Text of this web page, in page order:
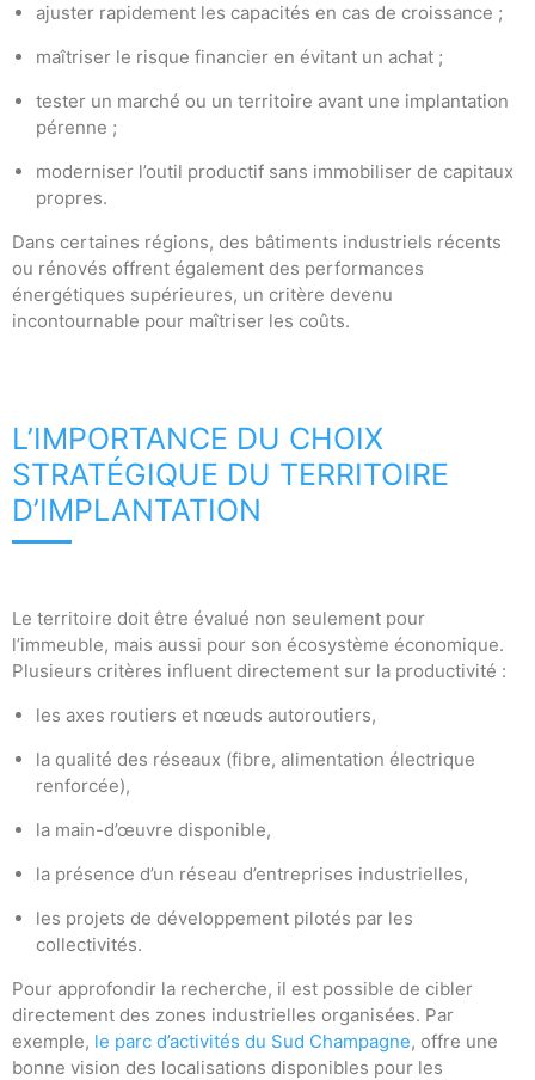
ajuster rapidement les capacités en cas de croissance ;
maîtriser le risque financier en évitant un achat ;
tester un marché ou un territoire avant une implantation
pérenne ;
moderniser l’outil productif sans immobiliser de capitaux
propres.
Dans certaines régions, des bâtiments industriels récents
ou rénovés offrent également des performances
énergétiques supérieures, un critère devenu
incontournable pour maîtriser les coûts.
L’IMPORTANCE DU CHOIX
STRATÉGIQUE DU TERRITOIRE
D’IMPLANTATION
Le territoire doit être évalué non seulement pour
l’immeuble, mais aussi pour son écosystème économique.
Plusieurs critères influent directement sur la productivité :
les axes routiers et nœuds autoroutiers,
la qualité des réseaux (fibre, alimentation électrique
renforcée),
la main-d’œuvre disponible,
la présence d’un réseau d’entreprises industrielles,
les projets de développement pilotés par les
collectivités.
Pour approfondir la recherche, il est possible de cibler
directement des zones industrielles organisées. Par
exemple, le parc d’activités du Sud Champagne, offre une
bonne vision des localisations disponibles pour les